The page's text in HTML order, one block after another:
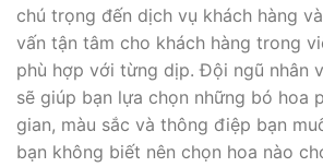
chú trọng đến dịch vụ khách hàng
vấn tận tâm cho khách hàng trong
phù hợp với từng dịp. Đội ngũ nhân
sẽ giúp bạn lựa chọn những bó hoa
gian, màu sắc và thông điệp bạn
bạn không biết nên chọn hoa nào